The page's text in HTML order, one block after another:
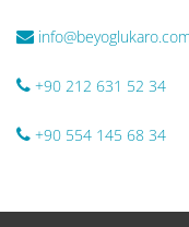
+90 212 631 52 34
+90 554 145 68 34